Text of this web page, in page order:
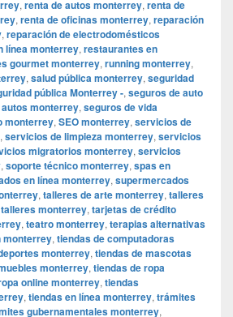
, renta de autos monterrey, renta de
, renta de oficinas monterrey, reparación
, reparación de electrodomésticos
línea monterrey, restaurantes en
gourmet monterrey, running monterrey,
, salud pública monterrey, seguridad
pública Monterrey -, seguros de auto
monterrey, seguros de vida
monterrey, SEO monterrey, servicios de
, servicios de limpieza monterrey, servicios
migratorios monterrey, servicios
, soporte técnico monterrey, spas en
en línea monterrey, supermercados
, talleres de arte monterrey, talleres
talleres monterrey, tarjetas de crédito
, teatro monterrey, terapias alternativas
monterrey, tiendas de computadoras
monterrey, tiendas de mascotas
monterrey, tiendas de ropa
online monterrey, tiendas
, tiendas en línea monterrey, trámites
gubernamentales monterrey,